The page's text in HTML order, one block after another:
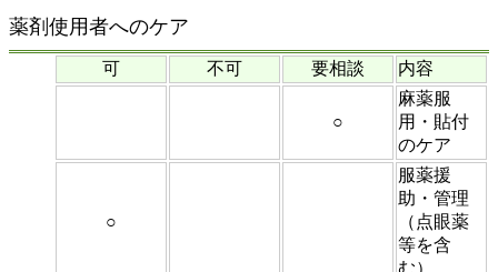
薬剤使用者へのケア
可 不可 要相談 内容
○
麻薬服
用・貼付
のケア
○
服薬援
助・管理
（点眼薬
等を含